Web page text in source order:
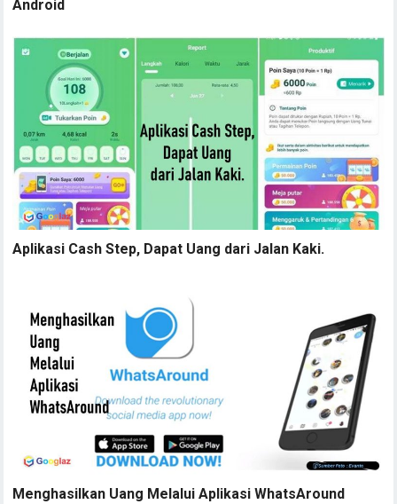
Android
Aplikasi Cash Step, Dapat Uang dari Jalan Kaki.
Menghasilkan Uang Melalui Aplikasi WhatsAround